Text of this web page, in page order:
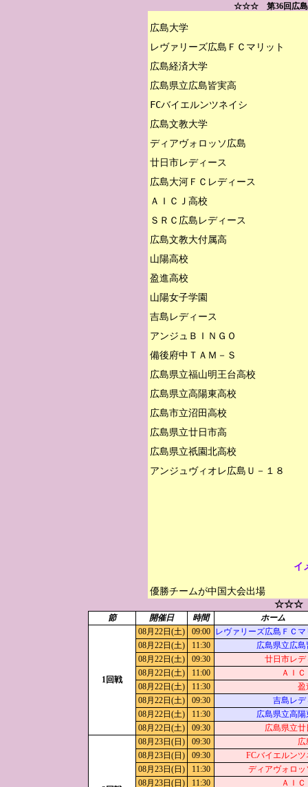
☆☆☆ 第36回広島
広島大学
レヴァリーズ広島ＦＣマリット
広島経済大学
広島県立広島皆実高
FCバイエルンツネイシ
広島文教大学
ディアヴォロッソ広島
廿日市レディース
広島大河ＦＣレディース
ＡＩＣＪ高校
ＳＲＣ広島レディース
広島文教大付属高
山陽高校
盈進高校
山陽女子学園
吉島レディース
アンジュＢＩＮＧＯ
備後府中ＴＡＭ－Ｓ
広島県立福山明王台高校
広島県立高陽東高校
広島市立沼田高校
広島県立廿日市高
広島県立祇園北高校
イ
優勝チームが中国大会出場
☆☆☆
節 開催日 時間 ホーム
1回戦
08月22日(土) 09:00
レヴァリーズ広島ＦＣマ
08月22日(土)
11:30
広島県立広
08月22日(土)
09:30
廿日市レデ
08月22日(土)
11:00
ＡＩ
08月22日(土)
11:30
盈
08月22日(土)
09:30
吉島レデ
08月22日(土)
11:30
広島県立高
08月22日(土)
09:30 広島県立
08月23日(日) 09:30
広
08月23日(日)
09:30
FCバイエルンツ
08月23日(日)
11:30
ディアヴォロッ
08月23日(日)
11:30 ＡＩ